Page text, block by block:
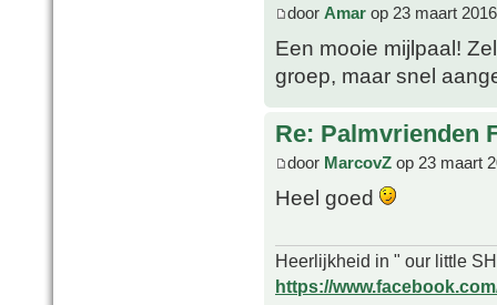
door Amar op 23 maart
Een mooie mijlpaal!
groep, maar snel
Re: Palmvrienden
door MarcovZ op 23 maart
Heel goed
Heerlijkheid in " our little
https://